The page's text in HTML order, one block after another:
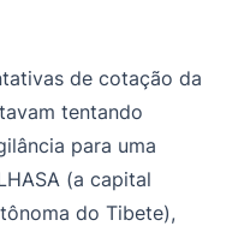
de cotação da
tentando
para uma
(a capital
do Tibete),